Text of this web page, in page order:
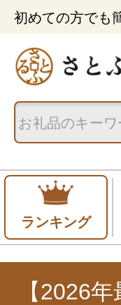
初めての方でも
ランキング
【2026